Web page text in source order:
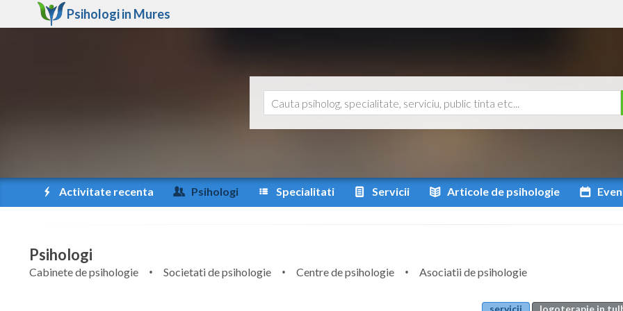
Psihologi in Mures
Activitate recenta Psihologi Specialitati Servicii Articole de psihologie
Psihologi
Cabinete de psihologie Societati de psihologie Centre de psihologie
Asociatii de psihologie
servicii
logoterapie in